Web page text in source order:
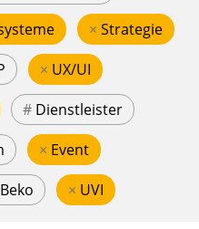
× Strategie
× UX/UI
# Dienstleister
× Event
Beko × UVI